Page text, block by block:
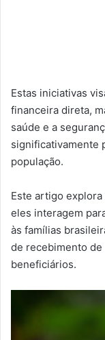
Estas iniciativas
financeira direta,
saúde e a
significativamente
população.
Este artigo
eles interagem
às famílias
de recebimento
beneficiários.